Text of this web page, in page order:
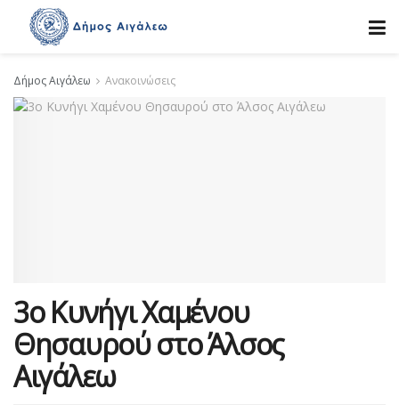
Δήμος Αιγάλεω Ανακοινώσεις
3ο Κυνήγι Χαμένου
Θησαυρού στο Άλσος
Αιγάλεω